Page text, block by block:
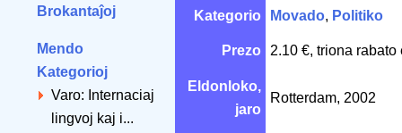
Brokantaĵoj
Mendo
Kategorioj
Varo: Internaciaj
lingvoj kaj i...
Kategorio Movado, Politiko
Prezo 2.10 €, triona rabato
Eldonloko,
jaro
Rotterdam, 2002